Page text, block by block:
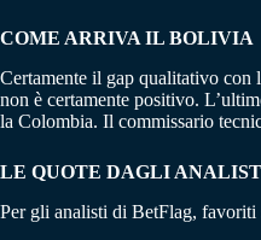
COME ARRIVA IL BOLIVIA
Certamente il gap qualitativo con
non è certamente positivo.
la Colombia. Il commissario
LE QUOTE DAGLI
Per gli analisti di BetFlag, favoriti